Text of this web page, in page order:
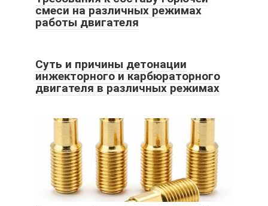
смеси на различных режимах
работы двигателя
Суть и причины детонации
инжекторного и карбюраторного
двигателя в различных режимах